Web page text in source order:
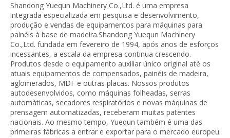
Shandong Yuequn Machinery Co.,Ltd. é uma empresa
integrada especializada em pesquisa e desenvolvimento,
produção e vendas de equipamentos para máquinas para
painéis à base de madeira.Shandong Yuequn Machinery
Co.,Ltd. fundada em fevereiro de 1994, após anos de esforços
incessantes, a escala da empresa continua crescendo.
Produtos desde o equipamento auxiliar único original até os
atuais equipamentos de compensados, painéis de madeira,
aglomerados, MDF e outras placas. Nossos produtos
autodesenvolvidos, como máquinas folheadas, serras
automáticas, secadores respiratórios e novas máquinas de
prensagem automatizadas, receberam muitas patentes
nacionais. Ao mesmo tempo, Yuequn também é uma das
primeiras fábricas a entrar e exportar para o mercado europeu